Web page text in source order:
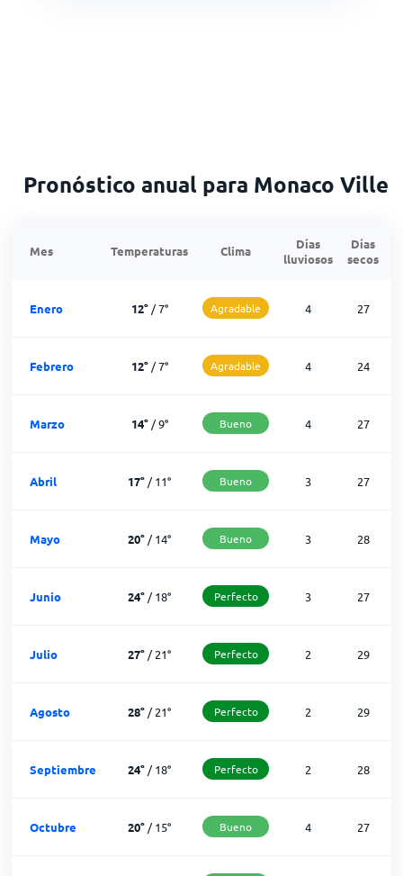
Pronóstico anual para Monaco Ville
Mes Temperaturas Clima
Días
lluviosos
Días
secos
Enero 12°/7° Agradable 4 27
Febrero 12°/7° Agradable 4 24
Marzo 14°/9° Bueno 4 27
Abril 17° /11° Bueno 3 27
Mayo 20° /14° Bueno 3 28
Junio 24° /18° Perfecto 3 27
Julio 27° /21° Perfecto 2 29
Agosto 28° /21° Perfecto 2 29
Septiembre 24° /18° Perfecto 2 28
Octubre 20° /15° Bueno 4 27